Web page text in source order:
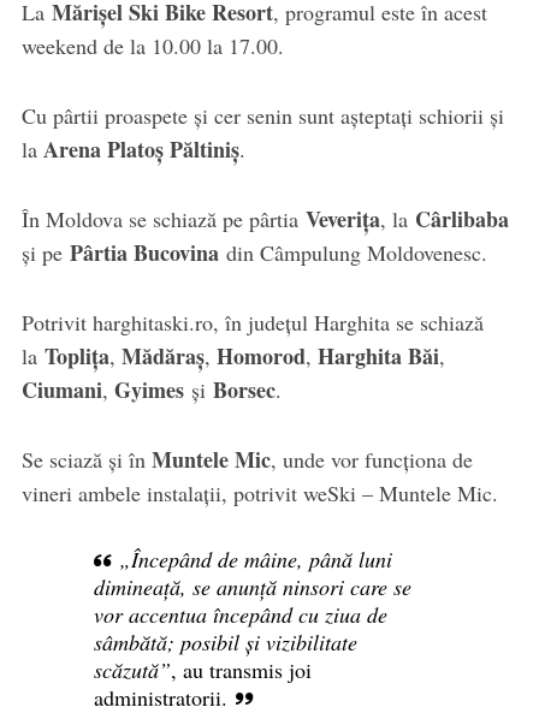
La Mărișel Ski Bike Resort, programul este în acest
weekend de la 10.00 la 17.00.
Cu pârtii proaspete și cer senin sunt așteptați schiorii și
la Arena Platoș Păltiniș.
În Moldova se schiază pe pârtia Veverița, la Cârlibaba
și pe Pârtia Bucovinadin Câmpulung Moldovenesc.
Potrivit harghitaski.ro, în județul Harghita se schiază
la Toplița, Mădăraș, Homorod, Harghita Băi,
Ciumani, Gyimes și Borsec.
Se sciază și în Muntele Mic, unde vor funcționa de
vineri ambele instalații, potrivit weSki – Muntele Mic.
„Începând de mâine, până luni
dimineață, se anunță ninsori care se
vor accentua începând cu ziua de
sâmbătă; posibil și vizibilitate
scăzută”, au transmis joi
administratorii.